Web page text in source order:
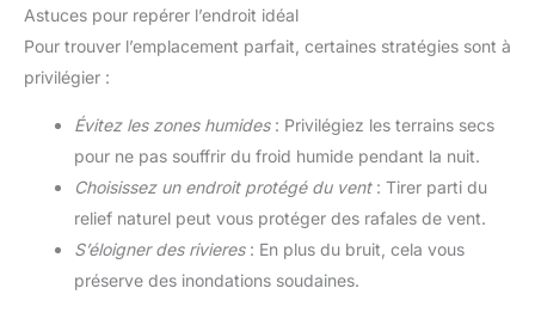
Astuces pour repérer l’endroit idéal
Pour trouver l’emplacement parfait, certaines stratégies sont à
privilégier :
Évitez les zones humides: Privilégiez les terrains secs
pour ne pas souffrir du froid humide pendant la nuit.
Choisissez un endroit protégé du vent: Tirer parti du
relief naturel peut vous protéger des rafales de vent.
S’éloigner des rivieres: En plus du bruit, cela vous
préserve des inondations soudaines.